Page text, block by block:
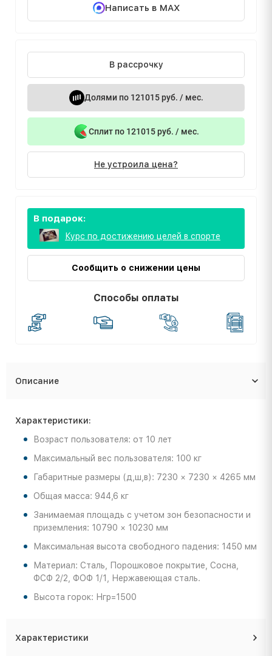
Написать в MAX
В рассрочку
Долями по 121015 руб. / мес.
Сплит по 121015 руб. / мес.
Не устроила цена?
В подарок:
Курс по достижению целей в спорте
Сообщить о снижении цены
Способы оплаты
Описание
Характеристики:
Возраст пользователя: от 10 лет
Максимальный вес пользователя: 100 кг
Габаритные размеры (д,ш,в): 7230 × 7230 × 4265 мм
Общая масса: 944,6 кг
Занимаемая площадь с учетом зон безопасности и
приземления: 10790 × 10230 мм
Максимальная высота свободного падения: 1450 мм
Материал: Сталь, Порошковое покрытие, Сосна,
ФСФ 2/2, ФОФ 1/1, Нержавеющая сталь.
Высота горок: Нгр=1500
Характеристики